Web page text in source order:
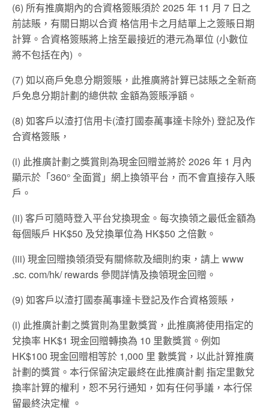
(6) 所有推廣期內的合資格簽賬須於 2025 年 11 月 7 日之
前誌賬，有關日期以合資 格信用卡之月結單上之簽賬日期
計算。合資格簽賬將上捨至最接近的港元為單位 (小數位
將不包括在內) 。
(7) 如以商戶免息分期簽賬，此推廣將計算已誌賬之全新商
戶免息分期計劃的總供款 金額為簽賬淨額。
(8) 如客戶以渣打信用卡(渣打國泰萬事達卡除外) 登記及作
合資格簽賬，
(i) 此推廣計劃之獎賞則為現金回贈並將於 2026 年 1 月內
顯示於「360° 全面賞」網上換領平台，而不會直接存入賬
戶。
(ii) 客戶可隨時登入平台兌換現金。每次換領之最低金額為
每個賬戶 HK$50 及兌換單位為 HK$50 之倍數。
(iii) 現金回贈換領須受有關條款及細則約束，請上 www
.sc. com/hk/ rewards 參閱詳情及換領現金回贈。
(9) 如客戶以渣打國泰萬事達卡登記及作合資格簽賬，
(i) 此推廣計劃之獎賞則為里數獎賞，此推廣將使用指定的
兌換率 HK$1 現金回贈轉換為 10 里數獎賞。例如
HK$100 現金回贈相等於 1,000 里 數獎賞，以此計算推廣
計劃的獎賞。本行保留決定最終在此推廣計劃 指定里數兌
換率計算的權利，恕不另行通知，如有任何爭議，本行保
留最終決定權 。